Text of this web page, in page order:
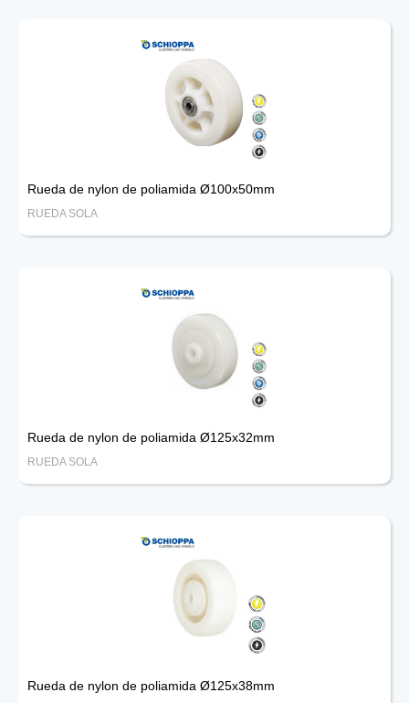
Rueda de nylon de poliamida Ø100x50mm
RUEDA SOLA
Rueda de nylon de poliamida Ø125x32mm
RUEDA SOLA
Rueda de nylon de poliamida Ø125x38mm